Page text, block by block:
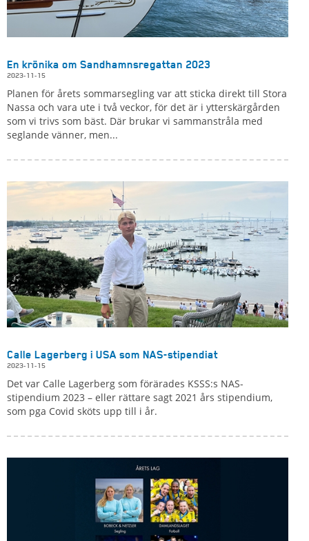
En krönika om Sandhamnsregattan 2023
2023-11-15
Planen för årets sommarsegling var att sticka direkt till Stora
Nassa och vara ute i två veckor, för det är i ytterskärgården
som vi trivs som bäst. Där brukar vi sammanstråla med
seglande vänner, men...
Calle Lagerberg i USA som NAS-stipendiat
2023-11-15
Det var Calle Lagerberg som förärades KSSS:s NAS-
stipendium 2023 – eller rättare sagt 2021 års stipendium,
som pga Covid sköts upp till i år.